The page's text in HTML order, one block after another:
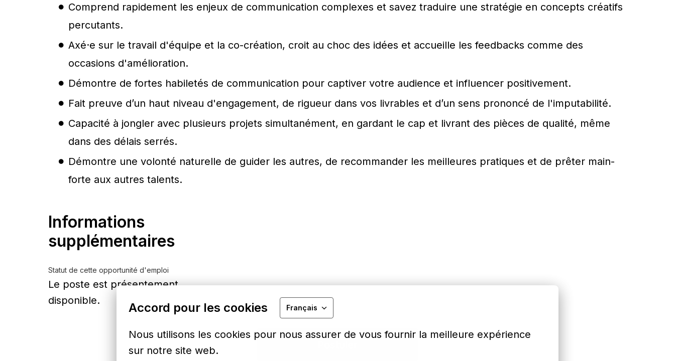
Accord pour les cookies Français
Nous utilisons les cookies pour nous assurer de vous fournir la meilleure expérience
sur notre site web.
Comprend rapidement les enjeux de communication complexes et savez traduire une stratégie en concepts créatifs
percutants.
Axé·e sur le travail d'équipe et la co-création, croit au choc des idées et accueille les feedbacks comme des
occasions d'amélioration.
Démontre de fortes habiletés de communication pour captiver votre audience et influencer positivement.
Fait preuve d’un haut niveau d'engagement, de rigueur dans vos livrables et d’un sens prononcé de l'imputabilité.
Capacité à jongler avec plusieurs projets simultanément, en gardant le cap et livrant des pièces de qualité, même
dans des délais serrés.
Démontre une volonté naturelle de guider les autres, de recommander les meilleures pratiques et de prêter main-
forte aux autres talents.
Informations
supplémentaires
Statut de cette opportunité d'emploi
Le poste est présentement
disponible.